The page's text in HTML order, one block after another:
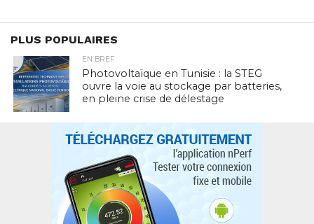
PLUS POPULAIRES
EN BREF
Photovoltaïque en Tunisie : la STEG
ouvre la voie au stockage par batteries,
en pleine crise de délestage